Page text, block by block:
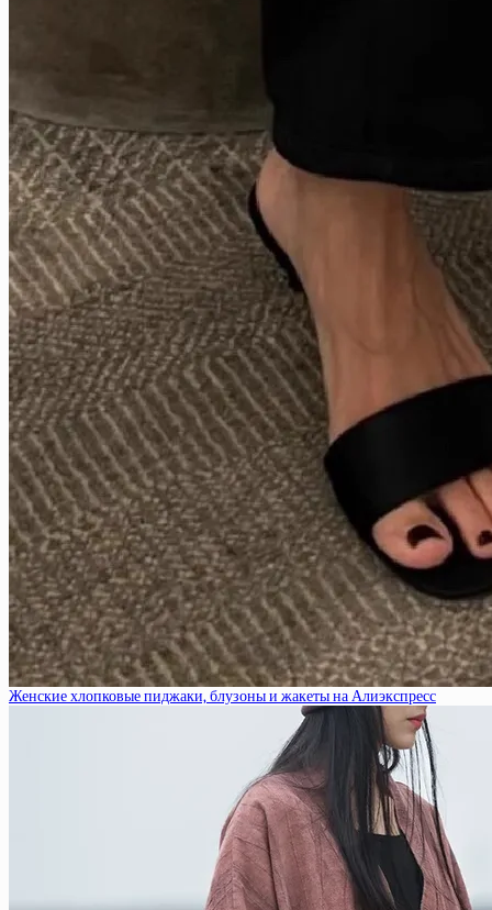
Женские хлопковые пиджаки, блузоны и жакеты на Алиэкспресс